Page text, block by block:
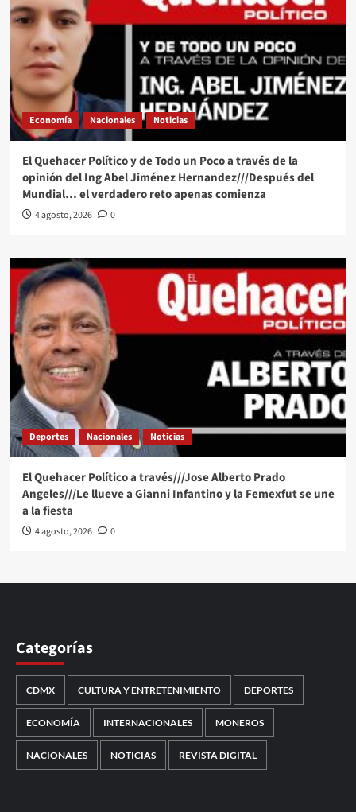
Economía Nacionales Noticias
El Quehacer Político y de Todo un Poco a través de la
opinión del Ing Abel Jiménez Hernandez///Después del
Mundial… el verdadero reto apenas comienza
4 agosto, 2026 0
Deportes Nacionales Noticias
El Quehacer Político a través///Jose Alberto Prado
Angeles///Le llueve a Gianni Infantino y la Femexfut se une
a la fiesta
4 agosto, 2026 0
Categorías
CDMX CULTURA Y ENTRETENIMIENTO DEPORTES
ECONOMÍA INTERNACIONALES MONEROS
NACIONALES NOTICIAS REVISTA DIGITAL